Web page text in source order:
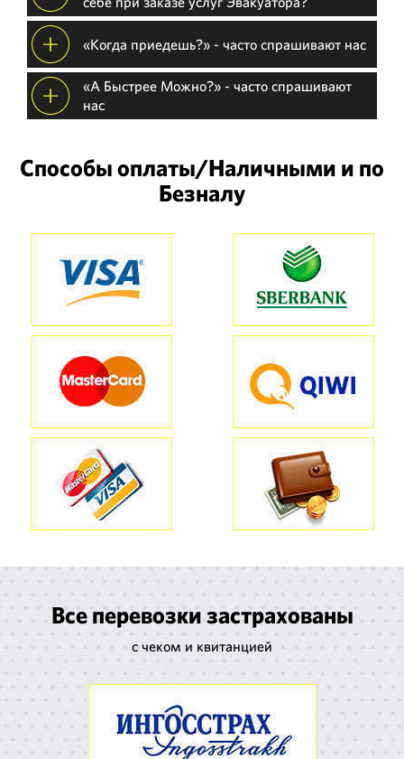
«Когда приедешь?» - часто спрашивают нас
«А Быстрее Можно?» - часто спрашивают
нас
Способы оплаты/Наличными и по
Безналу
Все перевозки застрахованы
с чеком и квитанцией